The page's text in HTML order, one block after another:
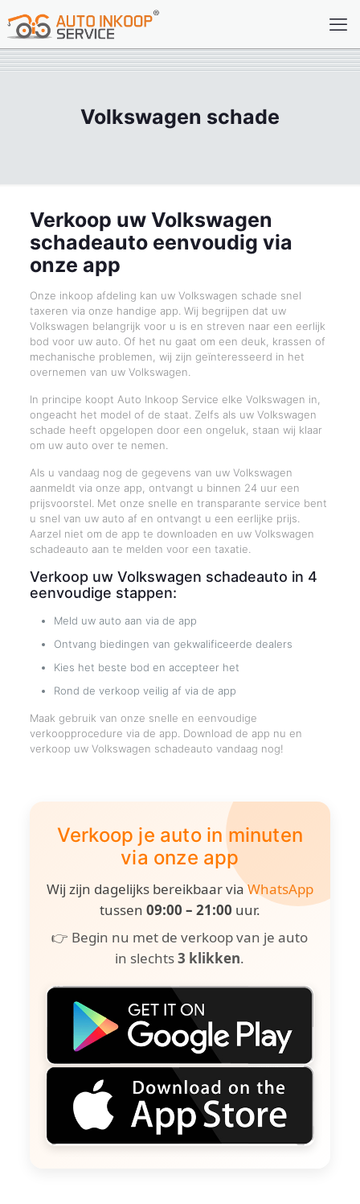
Volkswagen schade
Verkoop uw Volkswagen
schadeauto eenvoudig via
onze app
Onze inkoop afdeling kan uw Volkswagen schade snel
taxeren via onze handige app. Wij begrijpen dat uw
Volkswagen belangrijk voor u is en streven naar een eerlijk
bod voor uw auto. Of het nu gaat om een deuk, krassen of
mechanische problemen, wij zijn geïnteresseerd in het
overnemen van uw Volkswagen.
In principe koopt Auto Inkoop Service elke Volkswagen in,
ongeacht het model of de staat. Zelfs als uw Volkswagen
schade heeft opgelopen door een ongeluk, staan wij klaar
om uw auto over te nemen.
Als u vandaag nog de gegevens van uw Volkswagen
aanmeldt via onze app, ontvangt u binnen 24 uur een
prijsvoorstel. Met onze snelle en transparante service bent
u snel van uw auto af en ontvangt u een eerlijke prijs.
Aarzel niet om de app te downloaden en uw Volkswagen
schadeauto aan te melden voor een taxatie.
Verkoop uw Volkswagen schadeauto in 4
eenvoudige stappen:
Meld uw auto aan via de app
Ontvang biedingen van gekwalificeerde dealers
Kies het beste bod en accepteer het
Rond de verkoop veilig af via de app
Maak gebruik van onze snelle en eenvoudige
verkoopprocedure via de app. Download de app nu en
verkoop uw Volkswagen schadeauto vandaag nog!
Verkoop je auto in minuten
via onze app
Wij zijn dagelijks bereikbaar viaWhatsApp
tussen 09:00 – 21:00 uur.
👉 Begin nu met de verkoop van je auto
in slechts3 klikken.